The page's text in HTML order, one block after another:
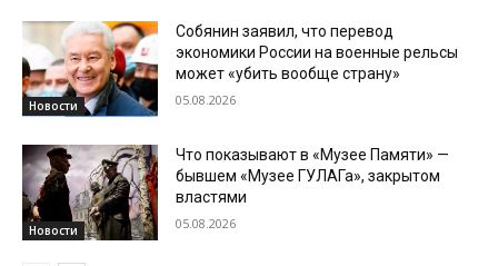
Новости
Собянин заявил, что перевод
экономики России на военные рельсы
может «убить вообще страну»
05.08.2026
Новости
Что показывают в «Музее Памяти» —
бывшем «Музее ГУЛАГа», закрытом
властями
05.08.2026